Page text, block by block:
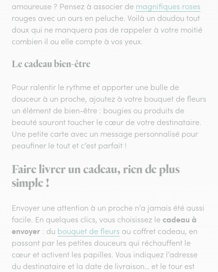
amoureuse ? Pensez à associer de magnifiques roses
rouges avec un ours en peluche. Voilà un doudou tout
doux qui ne manquera pas de rappeler à votre moitié
combien il ou elle compte à vos yeux.
Le cadeau bien-être
Pour ralentir le rythme et apporter une bulle de
douceur à un proche, ajoutez à votre bouquet de fleurs
un élément de bien-être : bougies ou produits de
beauté sauront toucher le cœur de votre destinataire.
Une petite carte avec un message personnalisé pour
peaufiner le tout et c’est parfait !
Faire livrer un cadeau, rien de plus
simple !
Envoyer une attention à un proche n’a jamais été aussi
facile. En quelques clics, vous choisissez le cadeau à
envoyer : du bouquet de fleurs au coffret cadeau, en
passant par les petites douceurs qui réchauffent le
cœur et activent les papilles. Vous indiquez l’adresse
du destinataire et la date de livraison… et le tour est